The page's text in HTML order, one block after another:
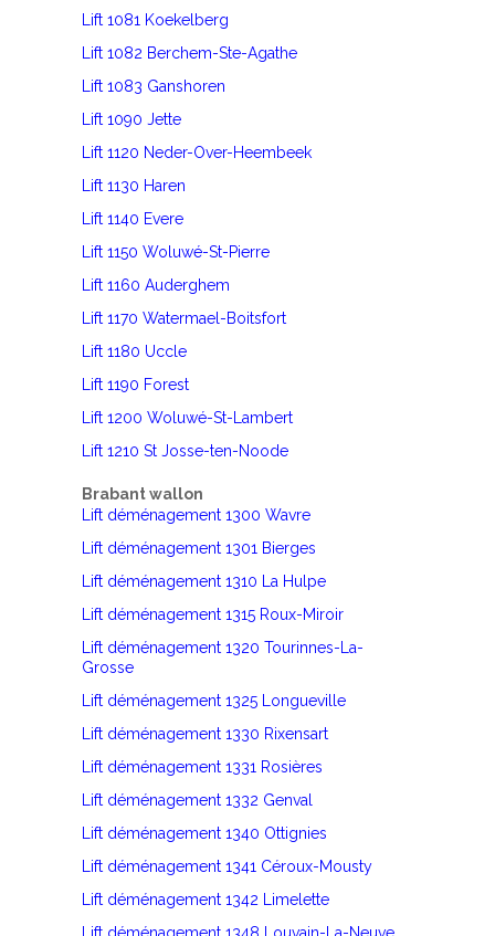
Lift 1081 Koekelberg
Lift 1082 Berchem-Ste-Agathe
Lift 1083 Ganshoren
Lift 1090 Jette
Lift 1120 Neder-Over-Heembeek
Lift 1130 Haren
Lift 1140 Evere
Lift 1150 Woluwé-St-Pierre
Lift 1160 Auderghem
Lift 1170 Watermael-Boitsfort
Lift 1180 Uccle
Lift 1190 Forest
Lift 1200 Woluwé-St-Lambert
Lift 1210 St Josse-ten-Noode
Brabant wallon
Lift déménagement 1300 Wavre
Lift déménagement 1301 Bierges
Lift déménagement 1310 La Hulpe
Lift déménagement 1315 Roux-Miroir
Lift déménagement 1320 Tourinnes-La-
Grosse
Lift déménagement 1325 Longueville
Lift déménagement 1330 Rixensart
Lift déménagement 1331 Rosières
Lift déménagement 1332 Genval
Lift déménagement 1340 Ottignies
Lift déménagement 1341 Céroux-Mousty
Lift déménagement 1342 Limelette